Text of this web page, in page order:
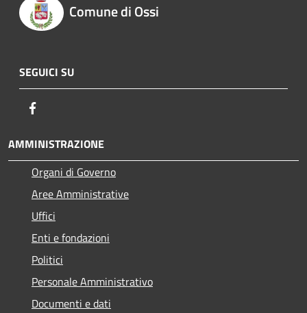
Comune di Ossi
SEGUICI SU
AMMINISTRAZIONE
Organi di Governo
Aree Amministrative
Uffici
Enti e fondazioni
Politici
Personale Amministrativo
Documenti e dati